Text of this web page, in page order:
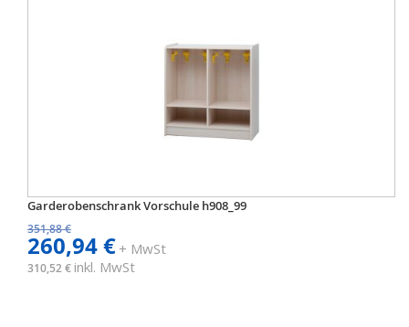
Garderobenschrank Vorschule h908_99
351,88 €
260,94 €+ MwSt
310,52 € inkl. MwSt